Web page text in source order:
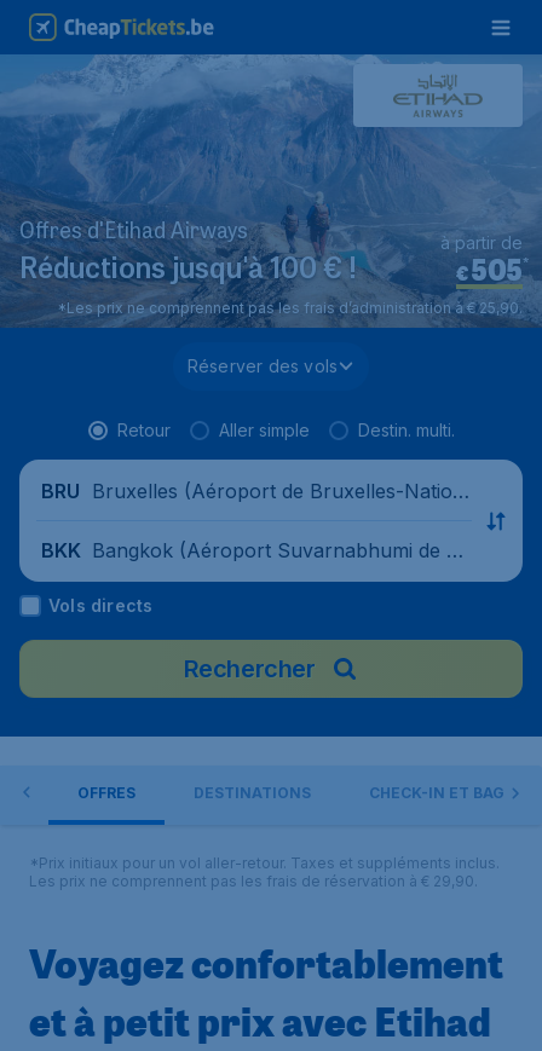
Offres d'Etihad Airways
Réductions jusqu'à 100 € ! €505*
à partir de
*Les prix ne comprennent pas les frais d’administration à € 25,90.
Réserver des vols
Retour Aller simple Destin. multi.
BRU Bruxelles (Aéroport de Bruxelles-Nation
BKK Bangkok (Aéroport Suvarnabhumi de Ba
ngkok), Thaïlande
Vols directs
Rechercher
OFFRES DESTINATIONS CHECK-IN ET
*Prix initiaux pour un vol aller-retour. Taxes et suppléments inclus.
Les prix ne comprennent pas les frais de réservation à € 29,90.
Voyagez confortablement
et à petit prix avec Etihad